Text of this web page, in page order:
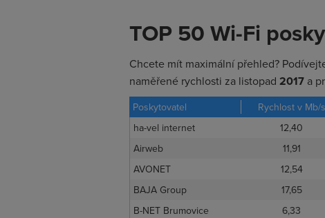
TOP 50 Wi-Fi
Chcete mít maximální přehled?
naměřené rychlosti za listopad 2017 a
Poskytovatel Rychlost v Mb/s
ha-vel internet
12,40
Airweb
11,91
AVONET
12,54
BAJA Group
17,65
B-NET Brumovice
6,33